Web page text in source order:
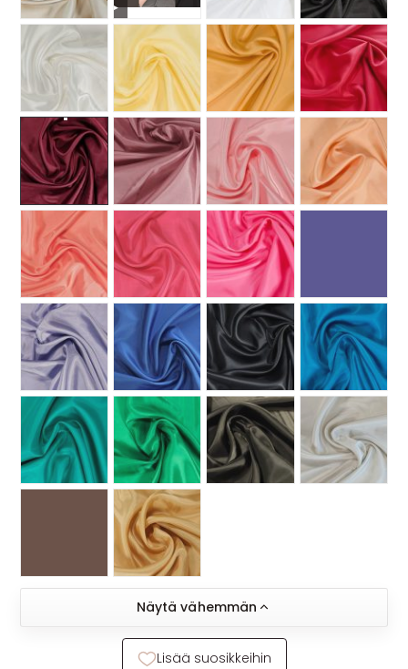
KANKAAT A-Ö
MUUT
🔖 OUTLET
OHJEITA
USEIN KYSYTTYÄ
OTA YHTEYTTÄ
▶
Näytä vähemmän
Lisää suosikkeihin